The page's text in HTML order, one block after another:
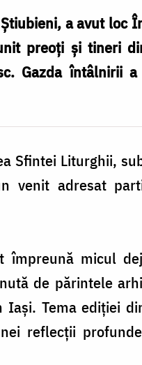
a avut loc
preoți și tineri
Gazda întâlnirii
Sfintei Liturghii,
venit adresat
împreună micul
de părintele
Tema ediției
reflecții